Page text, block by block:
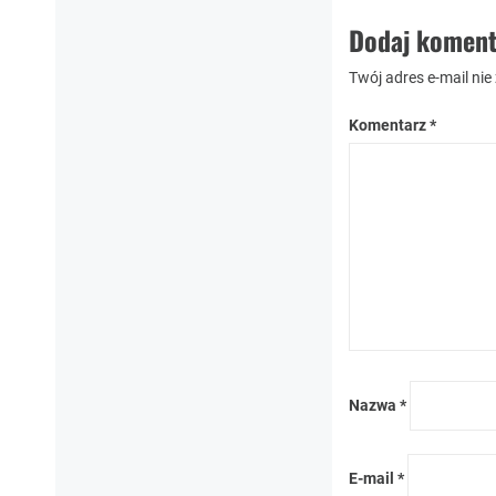
Dodaj
Twój adres e-mail
Komentarz*
Nazwa *
E-mail *